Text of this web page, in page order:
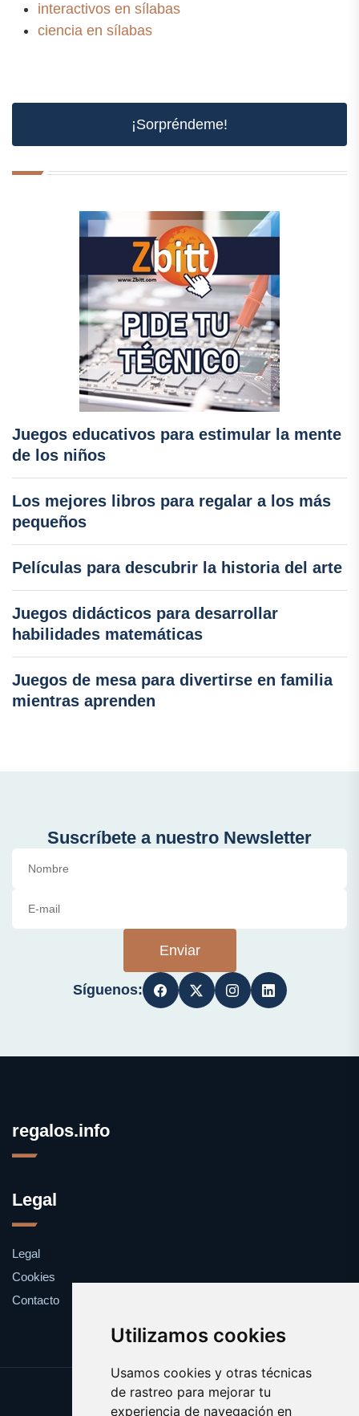
Utilizamos cookies
Usamos cookies y otras técnicas
de rastreo para mejorar tu
experiencia de navegación en
interactivos en sílabas
ciencia en sílabas
¡Sorpréndeme!
Juegos educativos para estimular la mente
de los niños
Los mejores libros para regalar a los más
pequeños
Películas para descubrir la historia del arte
Juegos didácticos para desarrollar
habilidades matemáticas
Juegos de mesa para divertirse en familia
mientras aprenden
Suscríbete a nuestro Newsletter
Enviar
Síguenos:
regalos.info
Legal
Legal
Cookies
Contacto
Update cookies preferences